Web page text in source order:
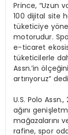
Prince, “Uzun
100 dijital site
tüketiciye yö
motorudur.
e-ticaret
tüketicilerle
Assn.’inölçeğ
artırıyoruz”
U.S. Polo
ağını geniş
mağazalarını
rafine, spor